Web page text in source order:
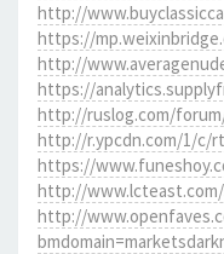
http://
https://
http://
https://
http://ruslog.com/
http://r.ypcdn.com/1/c/
https://
http://
http://